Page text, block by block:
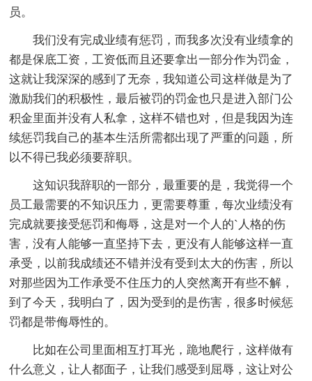
员。
我们没有完成业绩有惩罚，而我多次没有业绩拿的
都是保底工资，工资低而且还要拿出一部分作为罚金，
这就让我深深的感到了无奈，我知道公司这样做是为了
激励我们的积极性，最后被罚的罚金也只是进入部门公
积金里面并没有人私拿，这样不错也对，但是我因为连
续惩罚我自己的基本生活所需都出现了严重的问题，所
以不得已我必须要辞职。
这知识我辞职的一部分，最重要的是，我觉得一个
员工最需要的不知识压力，更需要尊重，每次业绩没有
完成就要接受惩罚和侮辱，这是对一个人的`人格的伤
害，没有人能够一直坚持下去，更没有人能够这样一直
承受，以前我成绩还不错并没有受到太大的伤害，所以
对那些因为工作承受不住压力的人突然离开有些不解，
到了今天，我明白了，因为受到的是伤害，很多时候惩
罚都是带侮辱性的。
比如在公司里面相互打耳光，跪地爬行，这样做有
什么意义，让人都面子，让我们感受到屈辱，这让对公